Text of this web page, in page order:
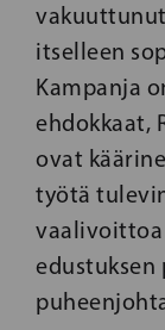
itselleen
Kampanja
ehdokkaat,
ovat
työtä
vaalivoittoa
edustuksen